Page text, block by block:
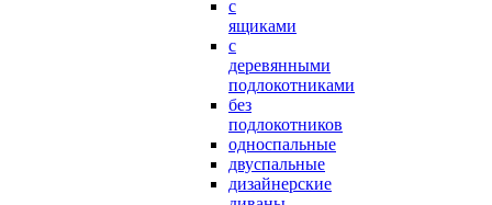
с
ящиками
с
деревянными
подлокотниками
без
подлокотников
односпальные
двуспальные
дизайнерские